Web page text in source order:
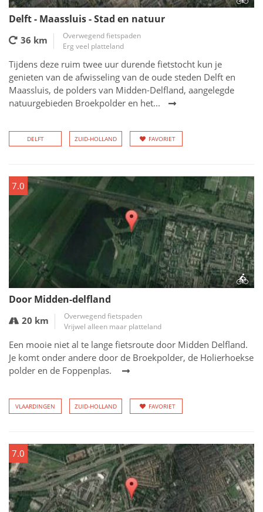
Delft - Maassluis - Stad en natuur
36 km
Overwegend fietspaden
Erg veel platteland
Tijdens deze ruim twee uur durende fietstocht kun je
genieten van de afwisseling van de oude steden Delft en
Maassluis, de polders van Midden-Delfland, aangelegde
natuurgebieden Broekpolder en het...
DELFT ZUID-HOLLAND FAVORIET
7.0
Door Midden-delfland
20 km
Overwegend fietspaden
Vrijwel alleen maar platteland
Een mooie niet al te lange fietsroute door Midden Delfland.
Je komt onder andere door de Broekpolder, de Holierhoekse
polder en de Foppenplas.
VLAARDINGEN ZUID-HOLLAND FAVORIET
7.0